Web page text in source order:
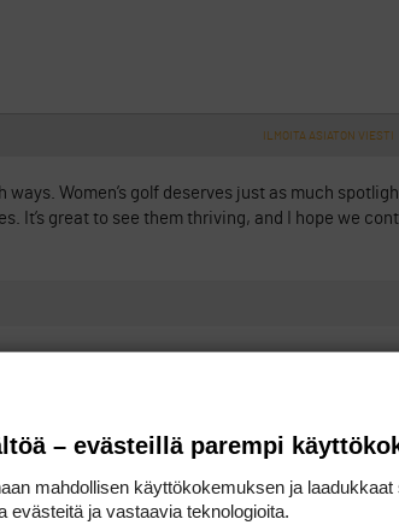
ILMOITA ASIATON VIESTI
Women’s golf deserves just as much
It’s great to see them thriving, and I hope we
– evästeillä parempi
mahdollisen käyttökokemuksen ja laadukkaat
evästeitä ja vastaavia teknologioita.